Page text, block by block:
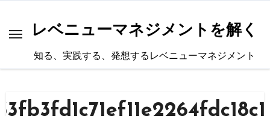
プ
レベニューマネジメントを解く
知る、実践する、発想するレベニューマネジメント